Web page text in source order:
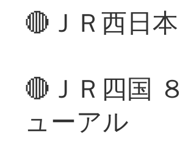
🔴ＪＲ西日
🔴ＪＲ四国
ューアル